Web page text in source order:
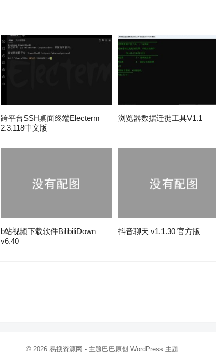
跨平台SSH桌面终端Electerm
2.3.118中文版
浏览器数据迁徙工具V1.1
b站视频下载软件BilibiliDown
v6.40
抖音聊天 v1.1.30 官方版
© 2026 易搜资源网 - 主题巴巴原创 WordPress 主题